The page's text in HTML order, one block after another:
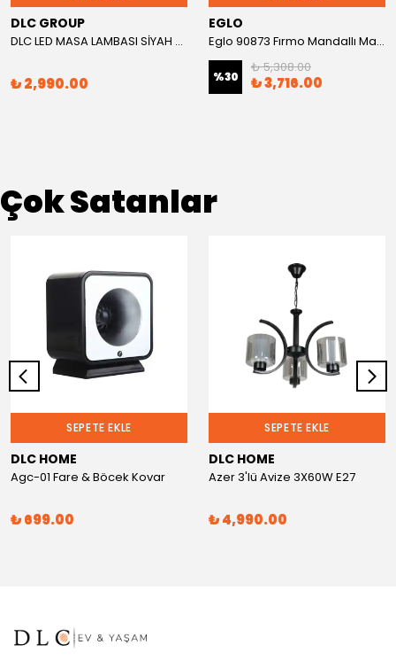
DLC GROUP
DLC LED MASA LAMBASI SİYAH RGB GECE LAMBASI
₺ 2,990.00
EGLO
Eglo 90873 Fırmo Mandallı Masa Lambası
%30
₺ 5,308.00
₺ 3,716.00
Çok Satanlar
SEPETE EKLE
DLC HOME
Agc-01 Fare & Böcek Kovar
₺ 699.00
SEPETE EKLE
DLC HOME
Azer 3'lü Avize 3X60W E27
₺ 4,990.00